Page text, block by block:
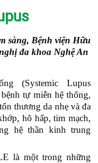
sàng, Bệnh viện Hữu
đa khoa Nghệ An
(Systemic Lupus
tự miễn hệ thống,
thương da nhẹ và đa
hô hấp, tim mạch,
hệ thần kinh trung
là một trong những